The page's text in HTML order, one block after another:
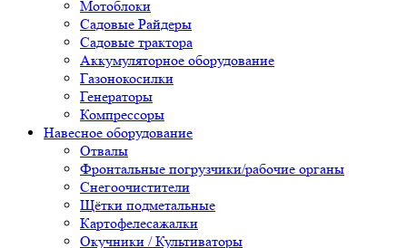
Мотоблоки
Садовые Райдеры
Садовые трактора
Аккумуляторное оборудование
Газонокосилки
Генераторы
Компрессоры
Навесное оборудование
Отвалы
Фронтальные погрузчики/рабочие органы
Снегоочистители
Щётки подметальные
Картофелесажалки
Окучники / Культиваторы